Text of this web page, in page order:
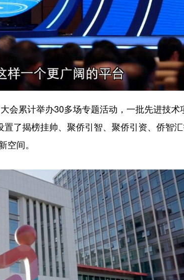
累计举办30多场专题活动，一批先进技术
了揭榜挂帅、聚侨引智、聚侨引资、侨智
间。